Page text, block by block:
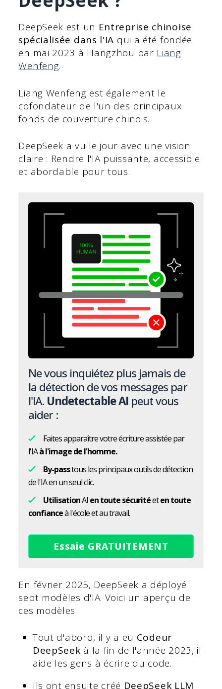
DeepSeek est un Entreprise chinoise
spécialisée dans l'IA qui a été fondée
en mai 2023 à Hangzhou par Liang
Wenfeng.
Liang Wenfeng est également le
cofondateur de l'un des principaux
fonds de couverture chinois.
DeepSeek a vu le jour avec une vision
claire : Rendre l'IA puissante, accessible
et abordable pour tous.
Ne vous inquiétez plus jamais de
la détection de vos messages par
l'IA. Undetectable AI peut vous
aider :
Faites apparaître votre écriture assistée par
l'IAà l'image de l'homme.
By-passtous les principaux outils de détection
de l'IA en un seul clic.
UtilisationAI en toute sécuritéeten toute
confianceà l'école et au travail.
Essaie GRATUITEMENT
En février 2025, DeepSeek a déployé
sept modèles d'IA. Voici un aperçu de
ces modèles.
Tout d'abord, il y a eu Codeur
DeepSeek à la fin de l'année 2023, il
aide les gens à écrire du code.
Ils ont ensuite créé DeepSeek LLM